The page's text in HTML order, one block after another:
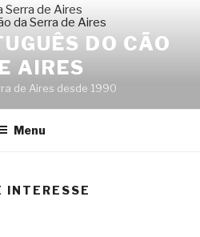
DO CÃO
AIRES
de Aires desde 1990
Menu
INTERESSE